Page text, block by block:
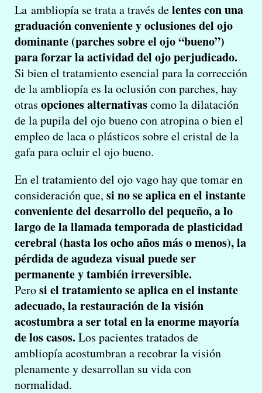
La ambliopía se trata a través delentes con una
graduación conveniente y oclusiones del ojo
dominante (parches sobre el ojo “bueno”)
para forzar la actividad del ojo perjudicado.
Si bien el tratamiento esencial para la corrección
de la ambliopía es la oclusión con parches, hay
otras opciones alternativascomo la dilatación
de la pupila del ojo bueno con atropina o bien el
empleo de laca o plásticos sobre el cristal de la
gafa para ocluir el ojo bueno.
En el tratamiento del ojo vago hay que tomar en
consideración que, si no se aplica en el instante
conveniente del desarrollo del pequeño, a lo
largo de la llamada temporada de plasticidad
cerebral (hasta los ocho años más o menos), la
pérdida de agudeza visual puede ser
permanente y también irreversible.
Perosi el tratamiento se aplica en el instante
adecuado, la restauración de la visión
acostumbra a ser total en la enorme mayoría
de los casos. Los pacientes tratados de
ambliopía acostumbran a recobrar la visión
plenamente y desarrollan su vida con
normalidad.